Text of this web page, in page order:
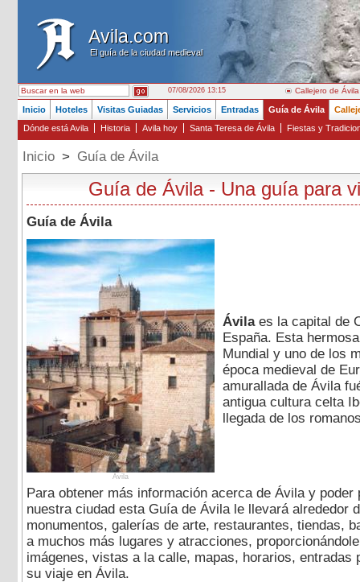
Avila.com
El guía de la ciudad medieval
Avila.com
El guía de la ciudad medieval
07/08/2026 13:15 Callejero de Ávila
Inicio Hoteles Visitas Guiadas Servicios Entradas Guía de Ávila
Dónde está Avila
Historia Avila hoy Santa Teresa de Ávila Fiestas y
Inicio > Guía de Ávila
Guía de Ávila - Una guía para
Guía de Ávila
Avila
Ávilaes la capital de
España. Esta
Mundial y uno de los
época medieval de
amurallada de Ávila
antigua cultura celta
llegada de los
Para obtener más información acerca de Ávila y poder
nuestra ciudad esta Guía de Ávila le llevará alrededor
monumentos, galerías de arte, restaurantes, tiendas,
a muchos más lugares y atracciones,
imágenes, vistas a la calle, mapas, horarios, entradas
su viaje en Ávila.